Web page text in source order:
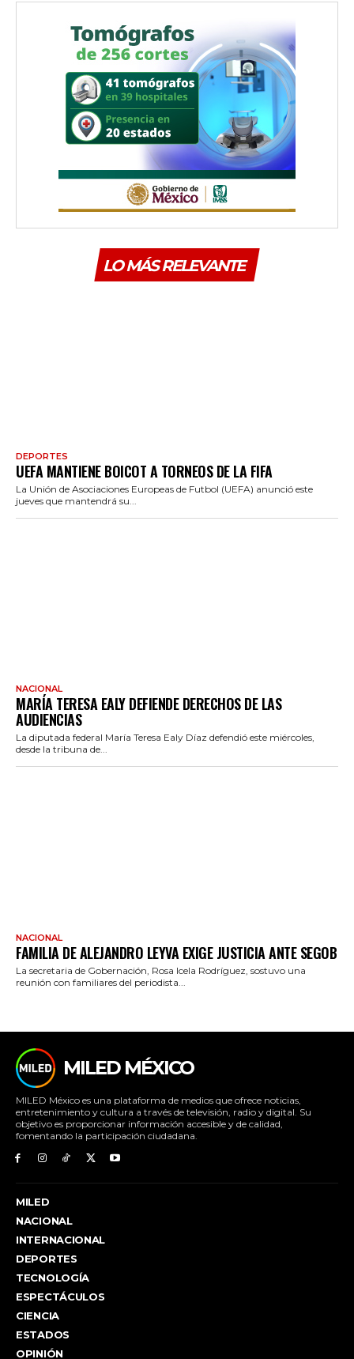
LO MÁS RELEVANTE
DEPORTES
UEFA MANTIENE BOICOT A TORNEOS DE LA FIFA
La Unión de Asociaciones Europeas de Futbol (UEFA) anunció este
jueves que mantendrá su...
NACIONAL
MARÍA TERESA EALY DEFIENDE DERECHOS DE LAS
AUDIENCIAS
La diputada federal María Teresa Ealy Díaz defendió este miércoles,
desde la tribuna de...
NACIONAL
FAMILIA DE ALEJANDRO LEYVA EXIGE JUSTICIA ANTE SEGOB
La secretaria de Gobernación, Rosa Icela Rodríguez, sostuvo una
reunión con familiares del periodista...
MILED MÉXICO
MILED México es una plataforma de medios que ofrece noticias,
entretenimiento y cultura a través de televisión, radio y digital. Su
objetivo es proporcionar información accesible y de calidad,
fomentando la participación ciudadana.
MILED
NACIONAL
INTERNACIONAL
DEPORTES
TECNOLOGÍA
ESPECTÁCULOS
CIENCIA
ESTADOS
OPINIÓN